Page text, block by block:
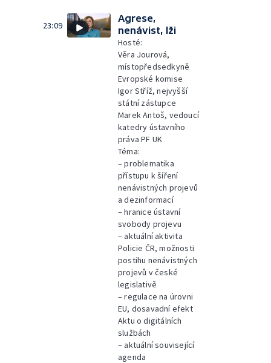
23:09
Agrese,
nenávist, lži
Hosté:
Věra Jourová,
místopředsedkyně
Evropské komise
Igor Stříž, nejvyšší
státní zástupce
Marek Antoš, vedoucí
katedry ústavního
práva PF UK
Téma:
– problematika
přístupu k šíření
nenávistných projevů
a dezinformací
– hranice ústavní
svobody projevu
– aktuální aktivita
Policie ČR, možnosti
postihu nenávistných
projevů v české
legislativě
– regulace na úrovni
EU, dosavadní efekt
Aktu o digitálních
službách
– aktuální související
agenda